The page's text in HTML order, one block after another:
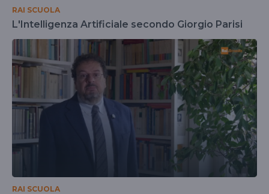
RAI SCUOLA
L'Intelligenza Artificiale secondo Giorgio Parisi
RAI SCUOLA